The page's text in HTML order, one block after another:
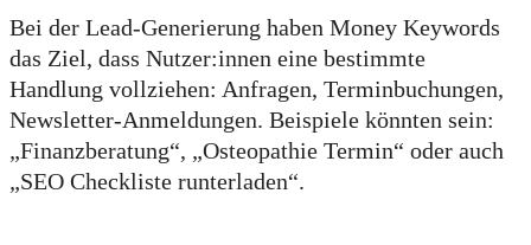
Bei der Lead-Generierung haben Money Keywords
das Ziel, dass Nutzer:innen eine bestimmte
Handlung vollziehen: Anfragen, Terminbuchungen,
Newsletter-Anmeldungen. Beispiele könnten sein:
„Finanzberatung“, „Osteopathie Termin“ oder auch
„SEO Checkliste runterladen“.